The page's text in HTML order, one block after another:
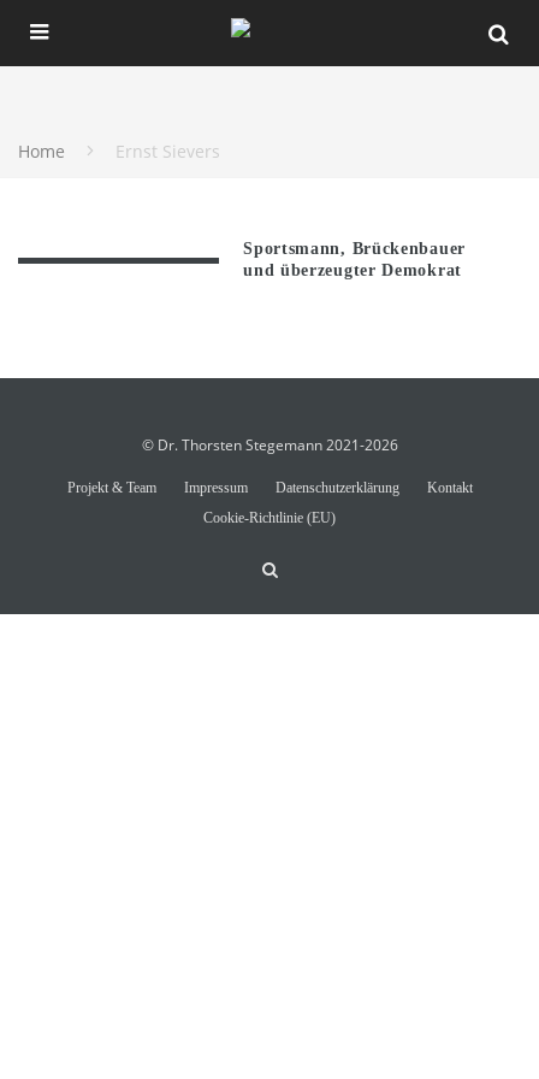
Home Ernst Sievers
Sportsmann, Brückenbauer
und überzeugter Demokrat
© Dr. Thorsten Stegemann 2021-2026
Projekt & Team Impressum Datenschutzerklärung
Kontakt
Cookie-Richtlinie (EU)